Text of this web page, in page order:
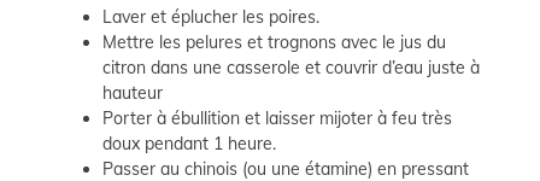
Laver et éplucher les poires.
Mettre les pelures et trognons avec le jus du
citron dans une casserole et couvrir d’eau juste à
hauteur
Porter à ébullition et laisser mijoter à feu très
doux pendant 1 heure.
Passer au chinois (ou une étamine) en pressant